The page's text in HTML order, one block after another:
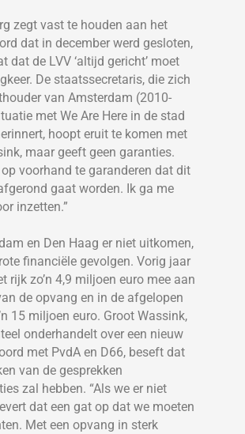
zegt vast te houden aan het
dat in december werd gesloten,
dat de LVV ‘altijd gericht’ moet
De staatssecretaris, die zich
van Amsterdam (2010-
met We Are Here in de stad
hoopt eruit te komen met
maar geeft geen garanties.
op voorhand te garanderen dat dit
gaat worden. Ik ga me
inzetten.”
en Den Haag er niet uitkomen,
financiële gevolgen. Vorig jaar
rijk zo’n 4,9 miljoen euro mee aan
de opvang en in de afgelopen
15 miljoen euro. Groot Wassink,
onderhandelt over een nieuw
met PvdA en D66, beseft dat
van de gesprekken
zal hebben. “Als we er niet
dat een gat op dat we moeten
Met een opvang in sterk